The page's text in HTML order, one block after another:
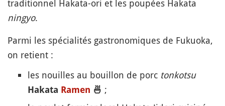
traditionnel Hakata-ori et les poupées Hakata
ningyo.
Parmi les spécialités gastronomiques de Fukuoka,
on retient :
les nouilles au bouillon de porc tonkotsu
Hakata Ramen 🍜 ;